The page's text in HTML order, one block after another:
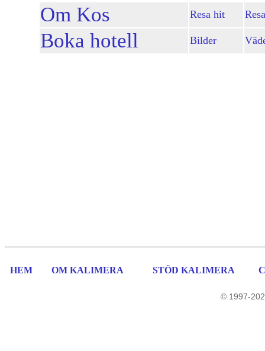
Om Kos Resa hit
Boka hotell Bilder
HEM OM KALIMERA STÖD KALIMERA
© 1997-